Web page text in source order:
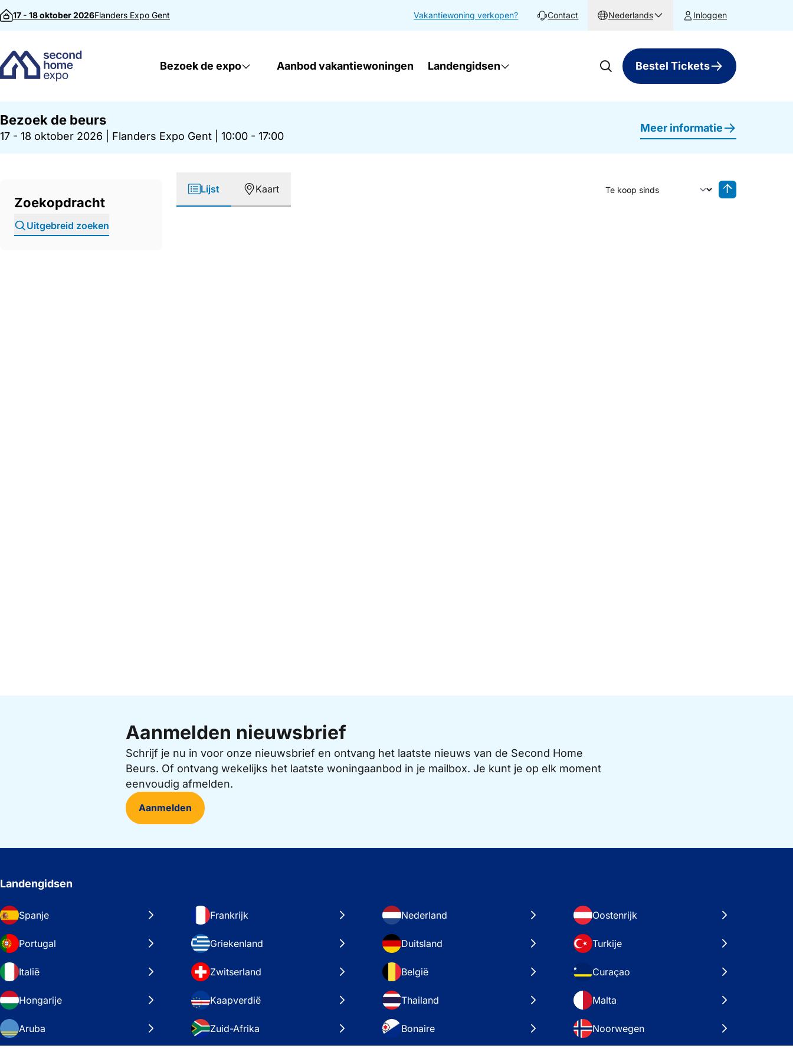
Direct naar inhoud
17 - 18 oktober 2026Flanders Expo Gent Vakantiewoning verkopen? Contact Nederlands Inloggen
Bezoek de expo Aanbod vakantiewoningen Landengidsen Bestel Tickets
Bezoek de beurs
17 - 18 oktober 2026 Flanders Expo Gent 10:00 - 17:00
Meer informatie
Zoekopdracht
Uitgebreid zoeken
Lijst Kaart
Sorteer op
Aanmelden nieuwsbrief
Schrijf je nu in voor onze nieuwsbrief en ontvang het laatste nieuws van de Second Home
Beurs. Of ontvang wekelijks het laatste woningaanbod in je mailbox. Je kunt je op elk moment
eenvoudig afmelden.
Aanmelden
Landengidsen
Spanje Frankrijk Nederland Oostenrijk
Portugal Griekenland Duitsland Turkije
Italië Zwitserland België Curaçao
Hongarije Kaapverdië Thailand Malta
Aruba Zuid-Afrika Bonaire Noorwegen